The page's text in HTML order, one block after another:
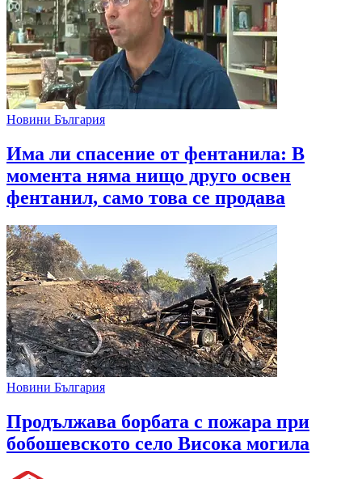
Новини България
Има ли спасение от фентанила: В
момента няма нищо друго освен
фентанил, само това се продава
Новини България
Продължава борбата с пожара при
бобошевското село Висока могила